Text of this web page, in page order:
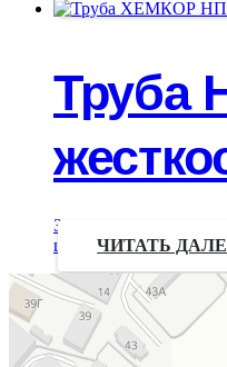
Труба
Запрос
цены
ЧИТАТЬ